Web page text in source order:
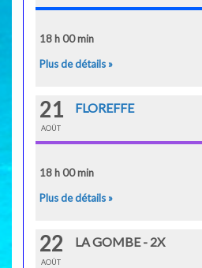
18 h 00 min
Plus de détails »
21
AOÛT
FLOREFFE
18 h 00 min
Plus de détails »
22
AOÛT
LA GOMBE - 2X